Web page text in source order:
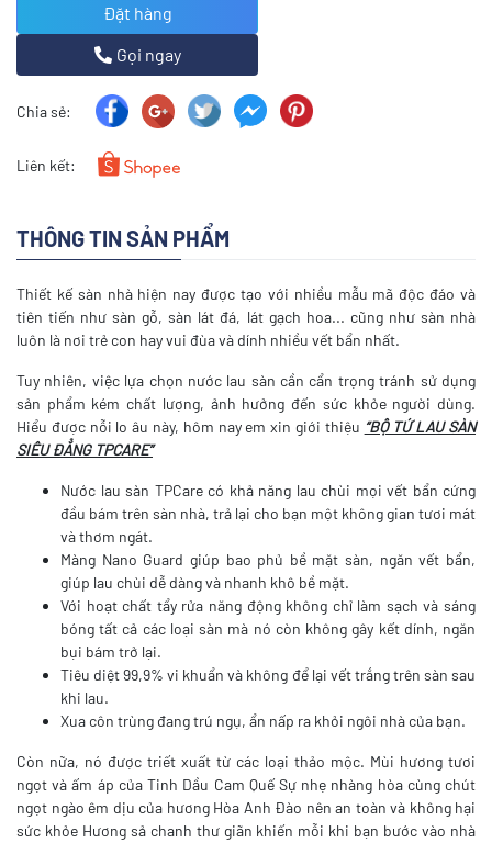
Đặt hàng
Gọi ngay
Chia sẻ:
Liên kết:
THÔNG TIN SẢN PHẨM
Thiết kế sàn nhà hiện nay được tạo với nhiều mẫu mã độc đáo và
tiên tiến như sàn gỗ, sàn lát đá, lát gạch hoa... cũng như sàn nhà
luôn là nơi trẻ con hay vui đùa và dính nhiều vết bẩn nhất.
Tuy nhiên, việc lựa chọn nước lau sàn cần cẩn trọng tránh sử dụng
sản phẩm kém chất lượng, ảnh hưởng đến sức khỏe người dùng.
Hiểu được nỗi lo âu này, hôm nay em xin giới thiệu “BỘ TỨ LAU SÀN
SIÊU ĐẲNG TPCARE”
Nước lau sàn TPCare có khả năng lau chùi mọi vết bẩn cứng
đầu bám trên sàn nhà, trả lại cho bạn một không gian tươi mát
và thơm ngát.
Màng Nano Guard giúp bao phủ bề mặt sàn, ngăn vết bẩn,
giúp lau chùi dễ dàng và nhanh khô bề mặt.
Với hoạt chất tẩy rửa năng động không chỉ làm sạch và sáng
bóng tất cả các loại sàn mà nó còn không gây kết dính, ngăn
bụi bám trở lại.
Tiêu diệt 99,9% vi khuẩn và không để lại vết trắng trên sàn sau
khi lau.
Xua côn trùng đang trú ngụ, ẩn nấp ra khỏi ngôi nhà của bạn.
Còn nữa, nó được triết xuất từ các loại thảo mộc. Mùi hương tươi
ngọt và ấm áp của Tinh Dầu Cam Quế Sự nhẹ nhàng hòa cùng chút
ngọt ngào êm dịu của hương Hòa Anh Đào nên an toàn và không hại
sức khỏe Hương sả chanh thư giãn khiến mỗi khi bạn bước vào nhà